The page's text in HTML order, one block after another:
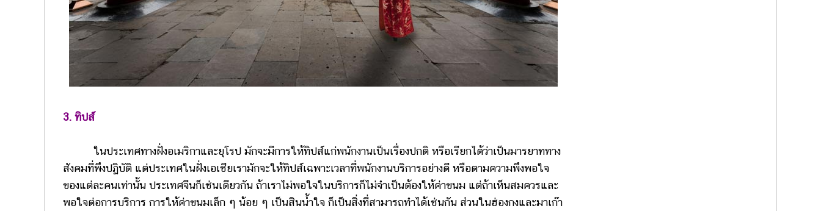
3. ทิปส์
ในประเทศทางฝั่งอเมริกาและยุโรป มักจะมีการให้ทิปส์แก่พนักงานเป็นเรื่องปกติ หรือเรียกได้ว่าเป็นมารยาททาง
สังคมที่พึงปฏิบัติ แต่ประเทศในฝั่งเอเชียเรามักจะให้ทิปส์เฉพาะเวลาที่พนักงานบริการอย่างดี หรือตามความพึงพอใจ
ของแต่ละคนเท่านั้น ประเทศจีนก็เช่นเดียวกัน ถ้าเราไม่พอใจในบริการก็ไม่จำเป็นต้องให้ค่าขนม แต่ถ้าเห็นสมควรและ
พอใจต่อการบริการ การให้ค่าขนมเล็ก ๆ น้อย ๆ เป็นสินน้ำใจ ก็เป็นสิ่งที่สามารถทำได้เช่นกัน ส่วนในฮ่องกงและมาเก๊า